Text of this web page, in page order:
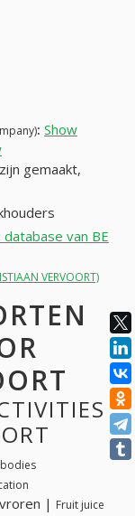
: Show
gemaakt,
van BE
VERVOORT)
| Fruit juice